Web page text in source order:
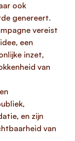
ook
genereert.
vereist
een
inzet,
van
en zijn
van